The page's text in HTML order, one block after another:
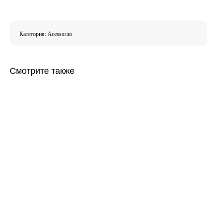
Категория: Acessories
Смотрите также